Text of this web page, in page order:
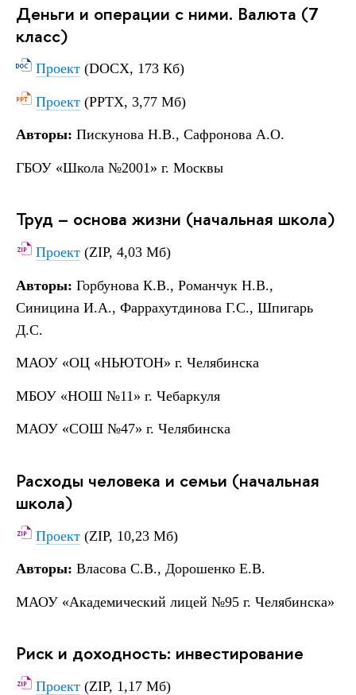
Деньги и операции с ними. Валюта (7
класс)
Проект (DOCX, 173 Кб)
Проект (PPTX, 3,77 Мб)
Авторы: Пискунова Н.В., Сафронова А.О.
ГБОУ «Школа №2001» г. Москвы
Труд – основа жизни (начальная школа)
Проект (ZIP, 4,03 Мб)
Авторы: Горбунова К.В., Романчук Н.В.,
Синицина И.А., Фаррахутдинова Г.С., Шпигарь
Д.С.
МАОУ «ОЦ «НЬЮТОН» г. Челябинска
МБОУ «НОШ №11» г. Чебаркуля
МАОУ «СОШ №47» г. Челябинска
Расходы человека и семьи (начальная
школа)
Проект (ZIP, 10,23 Мб)
Авторы: Власова С.В., Дорошенко Е.В.
МАОУ «Академический лицей №95 г. Челябинска»
Риск и доходность: инвестирование
Проект (ZIP, 1,17 Мб)